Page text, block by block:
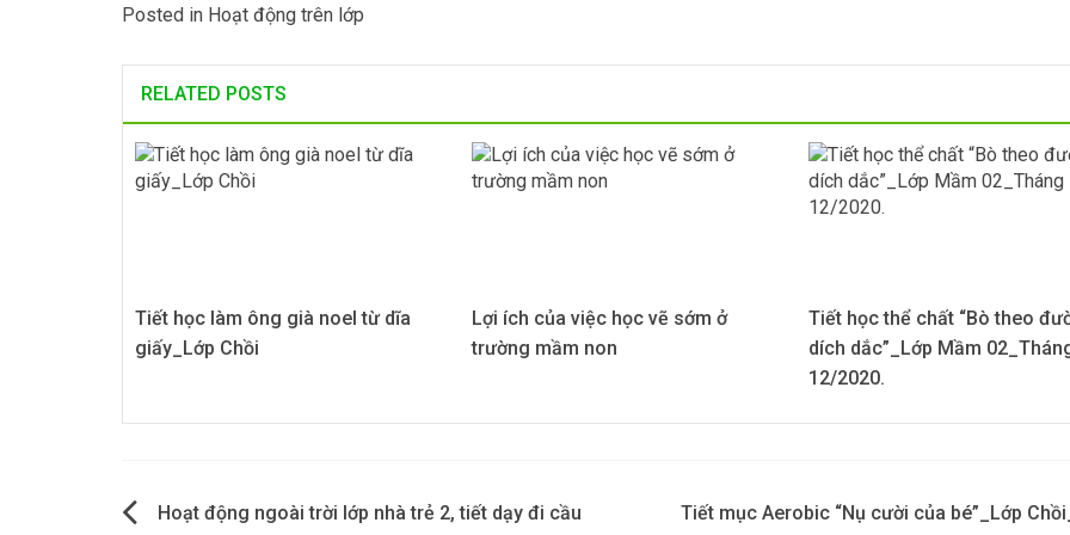
Posted in Hoạt động trên lớp
RELATED POSTS
Tiết học làm ông già noel từ dĩa
giấy_Lớp Chồi
Lợi ích của việc học vẽ sớm ở
trường mầm non
Tiết học thể chất “Bò theo
dích dắc”_Lớp Mầm
12/2020.
ĐiềuHoạt động ngoài trời lớp nhà trẻ 2, tiết dạy đi cầu
Tiết mục Aerobic “Nụ cười của bé”_Lớp